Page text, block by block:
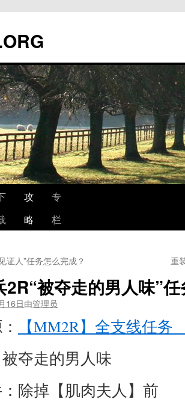
攻
略
专
栏
证人”任务怎么完成？ 重
2R“被夺走的男人味”
16日由管理员
【MM2R】全支线任务
夺走的男人味
除掉【肌肉夫人】前